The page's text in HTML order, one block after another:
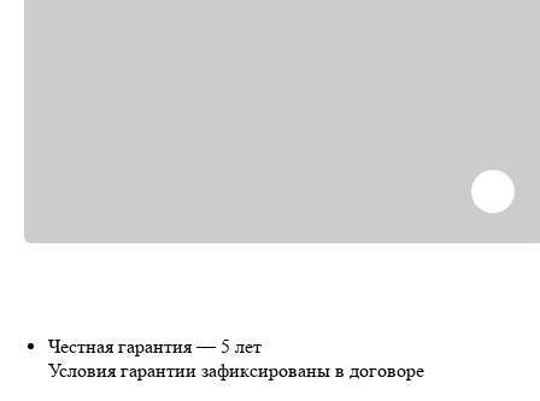
Честная гарантия — 5 лет
Условия гарантии зафиксированы в договоре